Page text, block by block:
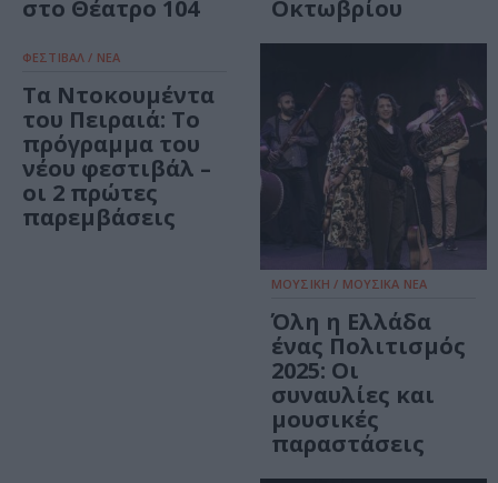
στο Θέατρο 104
Οκτωβρίου
ΦΕΣΤΙΒΑΛ / ΝΕΑ
Τα Ντοκουμέντα
του Πειραιά: Το
πρόγραμμα του
νέου φεστιβάλ –
οι 2 πρώτες
παρεμβάσεις
ΜΟΥΣΙΚΗ / ΜΟΥΣΙΚΑ ΝΕΑ
Όλη η Ελλάδα
ένας Πολιτισμός
2025: Οι
συναυλίες και
μουσικές
παραστάσεις